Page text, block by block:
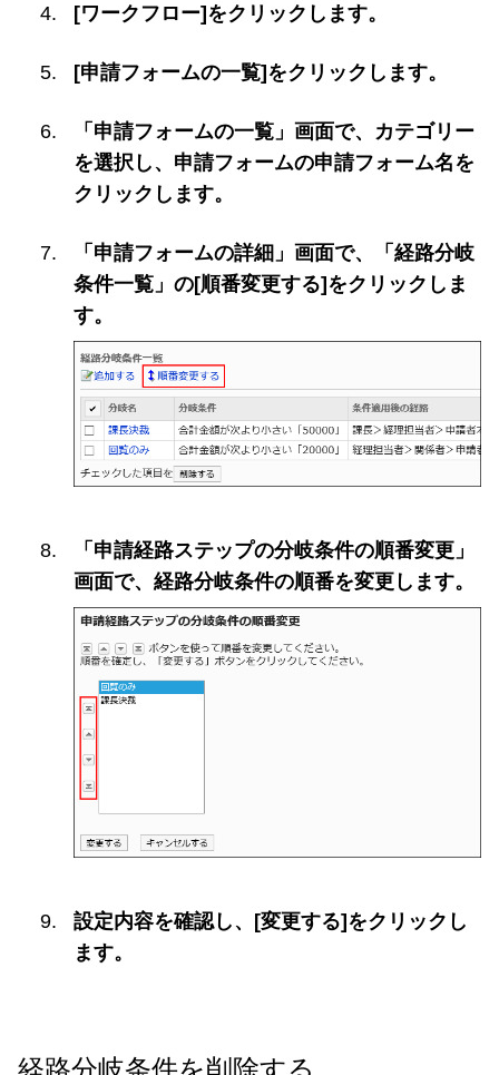
[ワークフロー]をクリックします。
[申請フォームの一覧]をクリックします。
「申請フォームの一覧」画面で、カテゴリー
を選択し、申請フォームの申請フォーム名を
クリックします。
「申請フォームの詳細」画面で、「経路分岐
条件一覧」の[順番変更する]をクリックしま
す。
「申請経路ステップの分岐条件の順番変更」
画面で、経路分岐条件の順番を変更します。
設定内容を確認し、[変更する]をクリックし
ます。
経路分岐条件を削除する